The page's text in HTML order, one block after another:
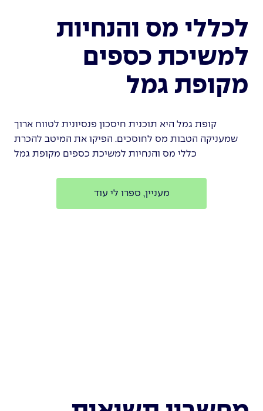
לכללי מס והנחיות
למשיכת כספים
מקופת גמל
קופת גמל היא תוכנית חיסכון פנסיונית לטווח ארוך
שמעניקה הטבות מס לחוסכים. הפיקו את המיטב להכרת
כללי מס והנחיות למשיכת כספים מקופת גמל
מעניין, ספרו לי עוד